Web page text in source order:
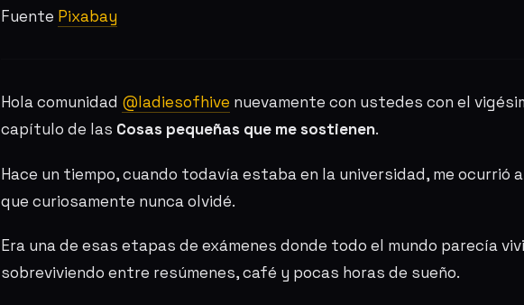
Fuente Pixabay
Hola comunidad @ladiesofhive nuevamente con ustedes con el
capítulo de las Cosas pequeñas que me sostienen.
Hace un tiempo, cuando todavía estaba en la universidad, me ocurrió
que curiosamente nunca olvidé.
Era una de esas etapas de exámenes donde todo el mundo parecía
sobreviviendo entre resúmenes, café y pocas horas de sueño.